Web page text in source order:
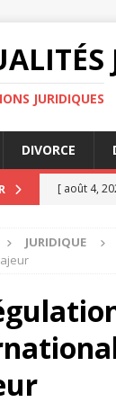
JURIDIQUES
DIVORCE
[ août 4,
DIVORCE
[ juillet 31,
JURIDIQUE
JURIDIQUE